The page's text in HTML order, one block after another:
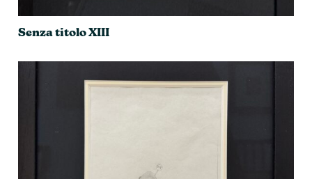
Senza titolo XIII